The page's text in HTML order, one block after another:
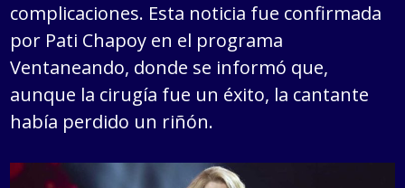
complicaciones. Esta noticia fue confirmada
por Pati Chapoy en el programa
Ventaneando, donde se informó que,
aunque la cirugía fue un éxito, la cantante
había perdido un riñón.